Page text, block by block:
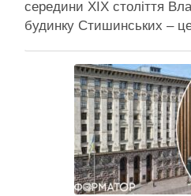
середини XIX століття
будинку Стишинських –
звернулася до суду, щоб
нежитлових приміщень у
Стишинських на вулиці
укласти охоронний
Читати далі
Активісти району